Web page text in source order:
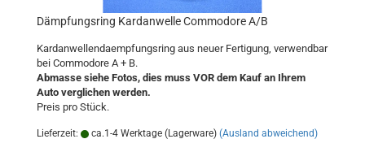
Dämpfungsring Kardanwelle Commodore A/B
Kardanwellendaempfungsring aus neuer Fertigung, verwendbar
bei Commodore A + B.
Abmasse siehe Fotos, dies muss VOR dem Kauf an Ihrem
Auto verglichen werden.
Preis pro Stück.
Lieferzeit: ca.1-4 Werktage (Lagerware) (Ausland abweichend)